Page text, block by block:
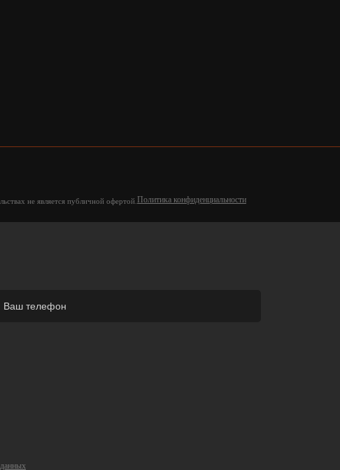
не является публичной офертой. Политика конфиденциальности